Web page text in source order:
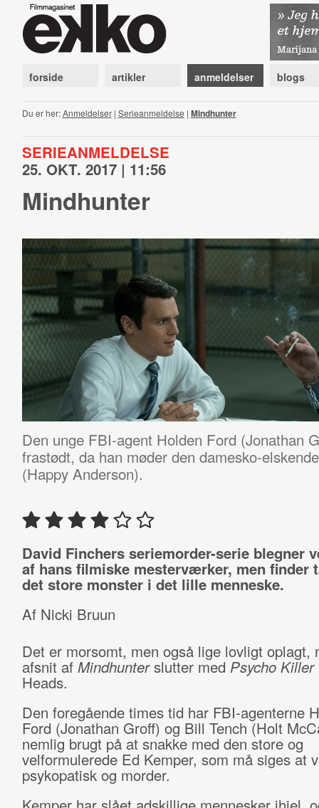
forside artikler anmeldelser blogs
Du er her:Anmeldelser| Serieanmeldelse | Mindhunter
SERIEANMELDELSE
25. OKT. 2017 | 11:56
Mindhunter
Den unge FBI-agent Holden Ford (Jonathan
frastødt, da han møder den damesko-
(Happy Anderson).
David Finchers seriemorder-serie blegner
af hans filmiske mesterværker, men finder
det store monster i det lille menneske.
Af Nicki Bruun
Det er morsomt, men også lige lovligt oplagt,
afsnit af Mindhunter slutter med Psycho Killer
Heads.
Den foregående times tid har FBI-agenterne
Ford (Jonathan Groff) og Bill Tench (Holt
nemlig brugt på at snakke med den store og
velformulerede Ed Kemper, som må siges at
psykopatisk og morder.